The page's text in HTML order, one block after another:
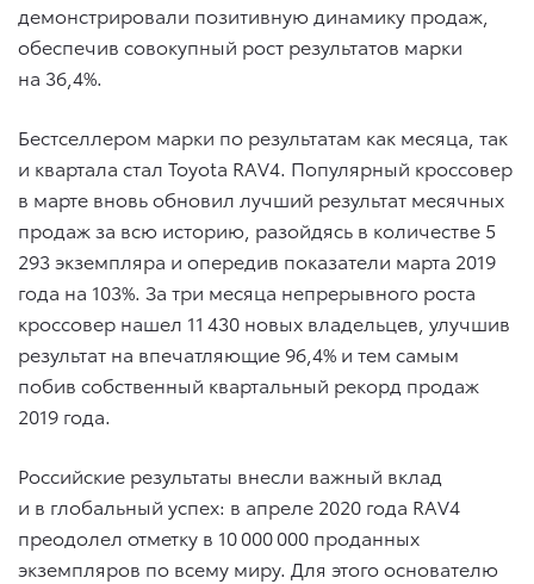
демонстрировали позитивную динамику продаж,
обеспечив совокупный рост результатов марки
на 36,4%.
Бестселлером марки по результатам как месяца, так
и квартала стал Toyota RAV4. Популярный кроссовер
в марте вновь обновил лучший результат месячных
продаж за всю историю, разойдясь в количестве 5
293 экземпляра и опередив показатели марта 2019
года на 103%. За три месяца непрерывного роста
кроссовер нашел 11 430 новых владельцев, улучшив
результат на впечатляющие 96,4% и тем самым
побив собственный квартальный рекорд продаж
2019 года.
Российские результаты внесли важный вклад
и в глобальный успех: в апреле 2020 года RAV4
преодолел отметку в 10 000 000 проданных
экземпляров по всему миру. Для этого основателю